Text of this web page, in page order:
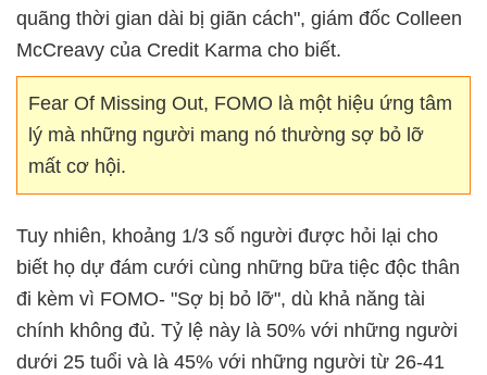
quãng thời gian dài bị giãn cách", giám đốc Colleen
McCreavy của Credit Karma cho biết.
Fear Of Missing Out, FOMO là một hiệu ứng tâm
lý mà những người mang nó thường sợ bỏ lỡ
mất cơ hội.
Tuy nhiên, khoảng 1/3 số người được hỏi lại cho
biết họ dự đám cưới cùng những bữa tiệc độc thân
đi kèm vì FOMO- "Sợ bị bỏ lỡ", dù khả năng tài
chính không đủ. Tỷ lệ này là 50% với những người
dưới 25 tuổi và là 45% với những người từ 26-41